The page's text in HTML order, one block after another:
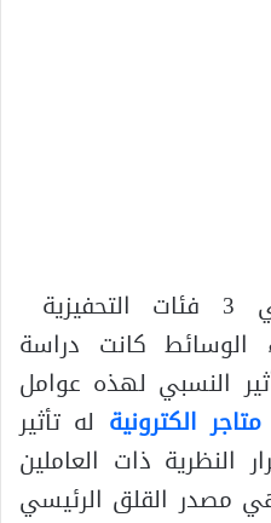
وتصنيفها في 3 فئات التحفيزية
الوسائط كانت دراسة
النسبي لهذه عوامل
الكترونية له تأثير
ذات العاملين
مصدر القلق الرئيسي